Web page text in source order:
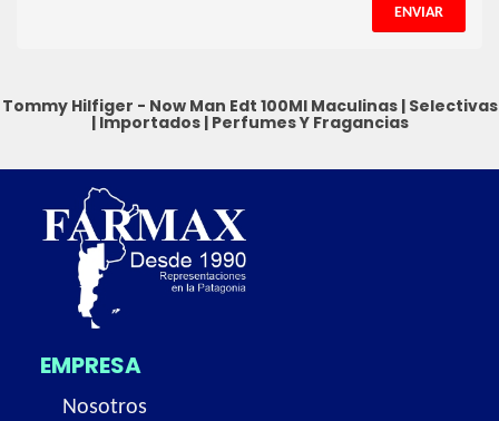
ENVIAR
Tommy Hilfiger - Now Man Edt 100Ml Maculinas| Selectivas
| Importados| Perfumes Y Fragancias
EMPRESA
Nosotros